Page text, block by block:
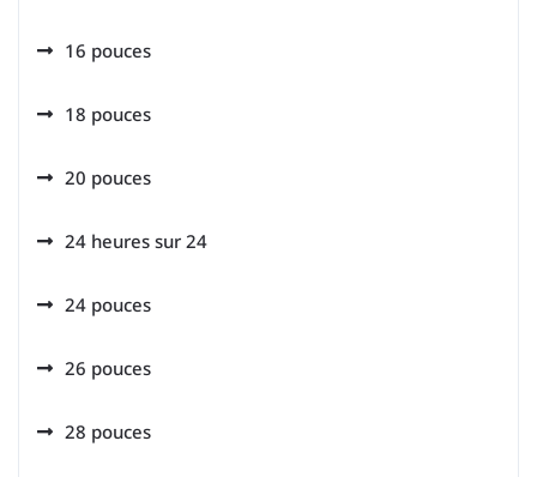
16 pouces
18 pouces
20 pouces
24 heures sur 24
24 pouces
26 pouces
28 pouces